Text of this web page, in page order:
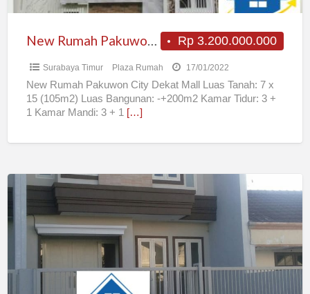
Rp 3.200.000.000
New Rumah Pakuwon City Dekat Mall
Surabaya Timur Plaza Rumah 17/01/2022
New Rumah Pakuwon City Dekat Mall Luas Tanah: 7 x
15 (105m2) Luas Bangunan: -+200m2 Kamar Tidur: 3 +
1 Kamar Mandi: 3 + 1 […]
Rumah
Minimalis
Sutorejo